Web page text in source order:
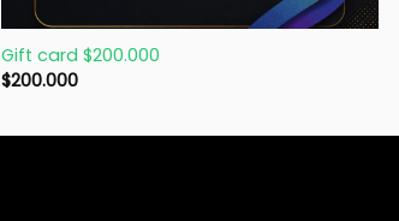
Gift card $200.000
$200.000